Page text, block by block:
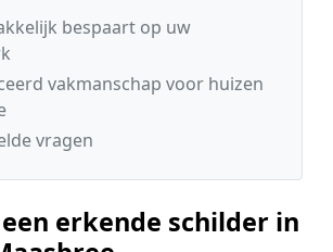
bespaart op uw
vakmanschap voor huizen
vragen
erkende schilder in